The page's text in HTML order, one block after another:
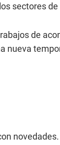
sectores
de
nueva